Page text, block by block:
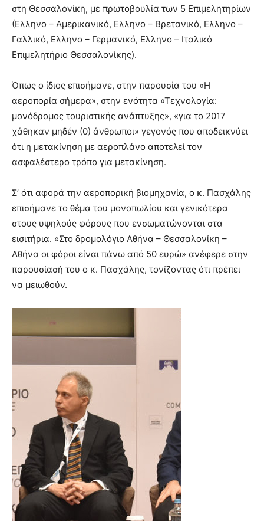
στη Θεσσαλονίκη, με πρωτοβουλία των 5 Επιμελητηρίων
(Ελληνο – Αμερικανικό, Ελληνο – Βρετανικό, Ελληνο –
Γαλλικό, Ελληνο – Γερμανικό, Ελληνο – Ιταλικό
Επιμελητήριο Θεσσαλονίκης).
Όπως ο ίδιος επισήμανε, στην παρουσία του «Η
αεροπορία σήμερα», στην ενότητα «Τεχνολογία:
μονόδρομος τουριστικής ανάπτυξης», «για το 2017
χάθηκαν μηδέν (0) άνθρωποι» γεγονός που αποδεικνύει
ότι η μετακίνηση με αεροπλάνο αποτελεί τον
ασφαλέστερο τρόπο για μετακίνηση.
Σ’ ότι αφορά την αεροπορική βιομηχανία, ο κ. Πασχάλης
επισήμανε το θέμα του μονοπωλίου και γενικότερα
στους υψηλούς φόρους που ενσωματώνονται στα
εισιτήρια. «Στο δρομολόγιο Αθήνα – Θεσσαλονίκη –
Αθήνα οι φόροι είναι πάνω από 50 ευρώ» ανέφερε στην
παρουσίασή του ο κ. Πασχάλης, τονίζοντας ότι πρέπει
να μειωθούν.